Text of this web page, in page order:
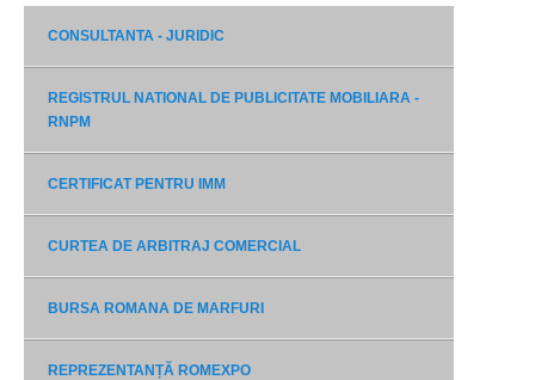
CONSULTANTA - JURIDIC
REGISTRUL NATIONAL DE PUBLICITATE MOBILIARA -
RNPM
CERTIFICAT PENTRU IMM
CURTEA DE ARBITRAJ COMERCIAL
BURSA ROMANA DE MARFURI
REPREZENTANȚĂ ROMEXPO